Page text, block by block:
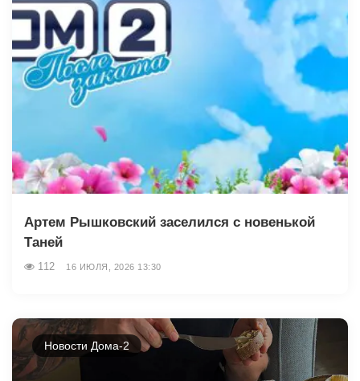
Артем Рышковский заселился с новенькой
Таней
112 16 ИЮЛЯ, 2026 13:30
Новости Дома-2